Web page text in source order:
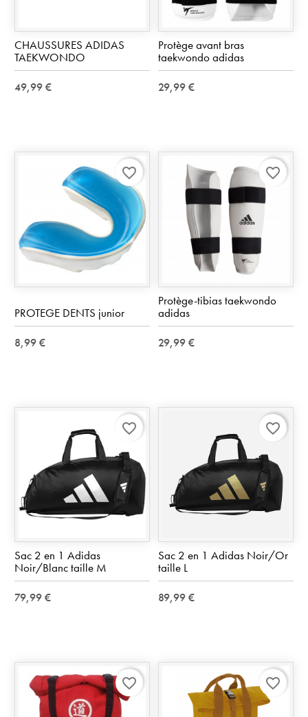
CHAUSSURES ADIDAS
TAEKWONDO
49,99 €
Protège avant bras
taekwondo adidas
29,99 €
PROTEGE DENTS junior
8,99 €
favorite_border
Protège-tibias taekwondo
adidas
29,99 €
favorite_border
Sac 2 en 1 Adidas
Noir/Blanc taille M
79,99 €
favorite_border
Sac 2 en 1 Adidas Noir/Or
taille L
89,99 €
favorite_border
favorite_border favorite_border